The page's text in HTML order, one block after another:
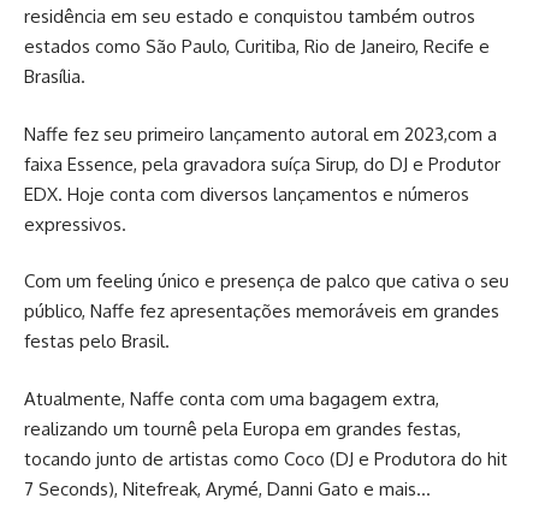
residência em seu estado e conquistou também outros
estados como São Paulo, Curitiba, Rio de Janeiro, Recife e
Brasília.
Naffe fez seu primeiro lançamento autoral em 2023,com a
faixa Essence, pela gravadora suíça Sirup, do DJ e Produtor
EDX. Hoje conta com diversos lançamentos e números
expressivos.
Com um feeling único e presença de palco que cativa o seu
público, Naffe fez apresentações memoráveis em grandes
festas pelo Brasil.
Atualmente, Naffe conta com uma bagagem extra,
realizando um tournê pela Europa em grandes festas,
tocando junto de artistas como Coco (DJ e Produtora do hit
7 Seconds), Nitefreak, Arymé, Danni Gato e mais…